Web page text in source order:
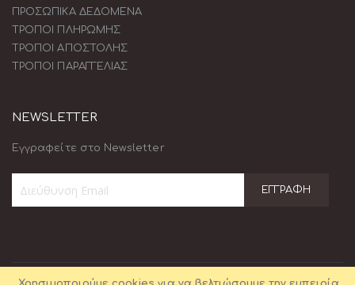
ΠΡΟΣΩΠΙΚΑ ΔΕΔΟΜΕΝΑ
ΤΡΟΠΟΙ ΠΛΗΡΩΜΗΣ
ΤΡΟΠΟΙ ΑΠΟΣΤΟΛΗΣ
ΤΡΟΠΟΙ ΠΑΡΑΓΓΕΛΙΑΣ
NEWSLETTER
Εγγραφείτε στο Newsletter
Δελτίο:
ΕΓΓΡΑΦΉ